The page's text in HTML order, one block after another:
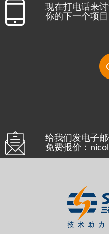
现在打电话来
你的下一个项
给我们发电子
免费报价：